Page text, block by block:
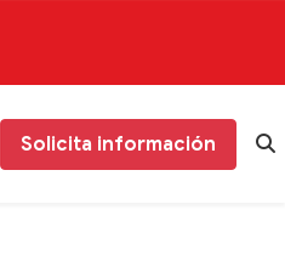
Solicita información